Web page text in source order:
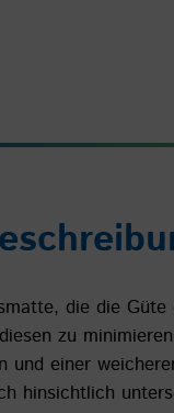
die die Güte
zu
und einer
hinsichtlich